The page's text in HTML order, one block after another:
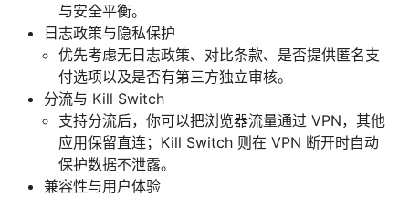
与安全平衡。
日志政策与隐私保护
优先考虑无日志政策、对比条款、是否提供匿名支
付选项以及是否有第三方独立审核。
分流与 Kill Switch
支持分流后，你可以把浏览器流量通过 VPN，其他
应用保留直连；Kill Switch 则在 VPN 断开时自动
保护数据不泄露。
兼容性与用户体验